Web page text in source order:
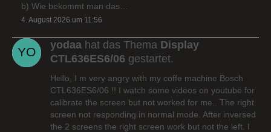
b) Wie bekommt man das…
4. August 2026 um 11:56
yodaa hat das Thema Display
CTL636ES6/06 gestartet.
Hello, I m very angry with my coffe machine Bosch
CTL636ES6/06 !! I watch some videos on youtube for
calibrate the screen but not worked for me.. The right
screen not responding in normal mode. After inversed
the 2 screens the right screen work but not the left. I